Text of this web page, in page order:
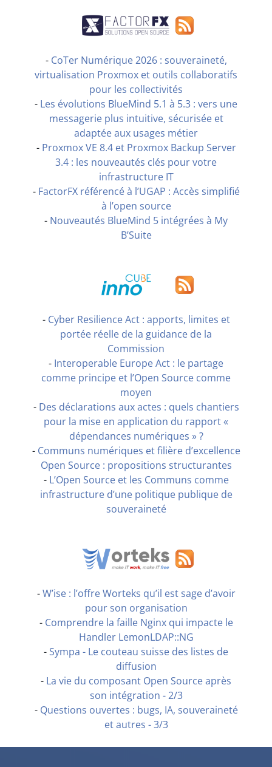
- CoTer Numérique 2026 : souveraineté,
virtualisation Proxmox et outils collaboratifs
pour les collectivités
- Les évolutions BlueMind 5.1 à 5.3 : vers une
messagerie plus intuitive, sécurisée et
adaptée aux usages métier
- Proxmox VE 8.4 et Proxmox Backup Server
3.4 : les nouveautés clés pour votre
infrastructure IT
- FactorFX référencé à l’UGAP : Accès simplifié
à l’open source
- Nouveautés BlueMind 5 intégrées à My
B’Suite
- Cyber Resilience Act : apports, limites et
portée réelle de la guidance de la
Commission
- Interoperable Europe Act : le partage
comme principe et l’Open Source comme
moyen
- Des déclarations aux actes : quels chantiers
pour la mise en application du rapport «
dépendances numériques » ?
- Communs numériques et filière d’excellence
Open Source : propositions structurantes
- L’Open Source et les Communs comme
infrastructure d’une politique publique de
souveraineté
-W’ise : l’offre Worteks qu’il est sage d’avoir
pour son organisation
- Comprendre la faille Nginx qui impacte le
Handler LemonLDAP::NG
-Sympa - Le couteau suisse des listes de
diffusion
- La vie du composant Open Source après
son intégration - 2/3
- Questions ouvertes : bugs, IA, souveraineté
et autres - 3/3